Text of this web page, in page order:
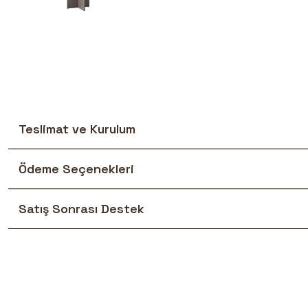
Teslimat ve Kurulum
Ödeme Seçenekleri
Satış Sonrası Destek